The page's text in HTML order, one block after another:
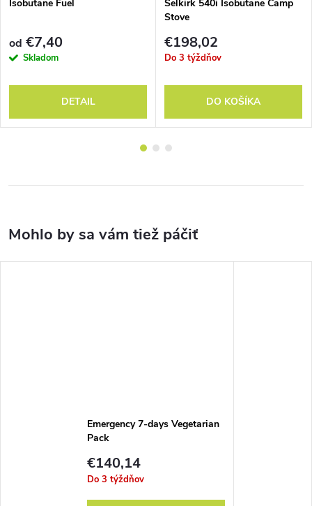
Isobutane Fuel
od €7,40
Skladom
DETAIL
Selkirk 540i Isobutane Camp
Stove
€198,02
Do 3 týždňov
DO KOŠÍKA
Emergency 7-days Vegetarian
Pack
€140,14
Do 3 týždňov